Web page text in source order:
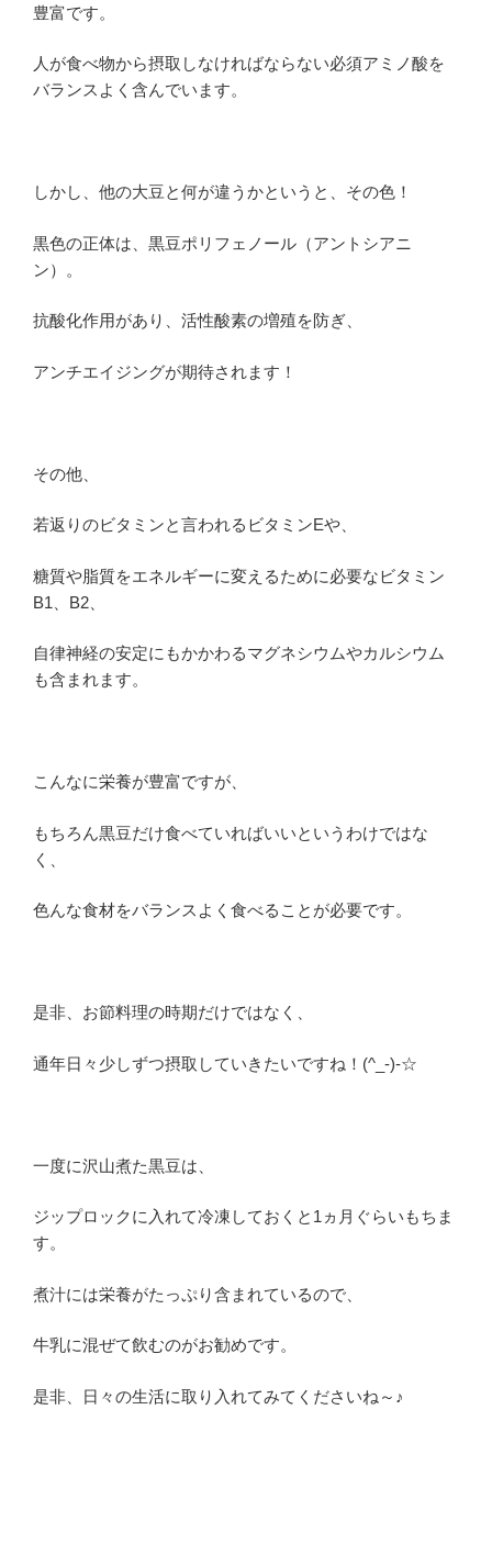
豊富です。
人が食べ物から摂取しなければならない必須アミノ酸を
バランスよく含んでいます。
しかし、他の大豆と何が違うかというと、その色！
黒色の正体は、 黒豆ポリフェノール（アントシアニ
ン）
。
抗酸化作用があり、活性酸素の増殖を防ぎ、
アンチエイジングが期待されます！
その他、
若返りのビタミンと言われる ビタミンEや、
糖質や脂質をエネルギーに変えるために必要なビタミン
B1
B2
自律神経の安定にもかかわるマグネシウムやカルシウム
も含まれます。
こんなに栄養が豊富ですが、
もちろん黒豆だけ食べていればいいというわけではな
く、
色んな食材をバランスよく食べることが必要です。
是非、お節料理の時期だけではなく、
通年日々少しずつ摂取していきたいですね！(^_-)-☆
一度に沢山煮た黒豆は、
ジップロックに入れて冷凍しておくと1ヵ月ぐらいもちま
す。
煮汁には栄養がたっぷり含まれているので、
牛乳に混ぜて飲むのがお勧めです。
是非、日々の生活に取り入れてみてくださいね～♪